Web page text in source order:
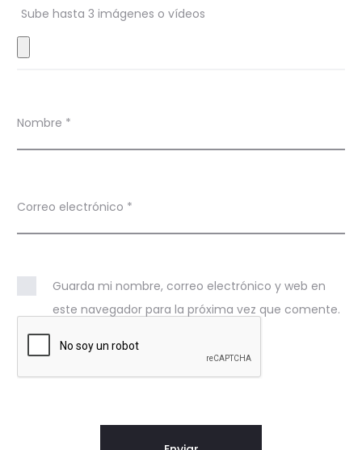
e
s
Sube hasta 3 imágenes o vídeos
Nombre *
Correo electrónico *
Guarda mi nombre, correo electrónico y web en
este navegador para la próxima vez que comente.